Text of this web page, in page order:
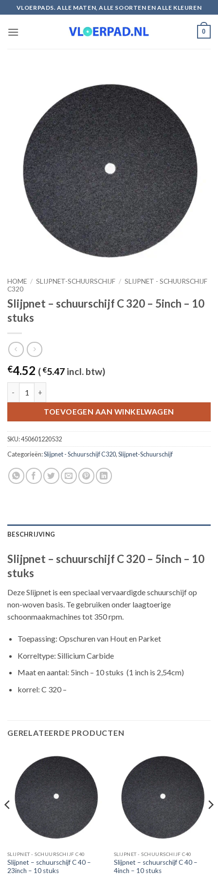
naar
inhoud
VLOERPADS. ALLE MATEN, ALLE SOORTEN EN ALLE KLEUREN
0
HOME / SLIJPNET-SCHUURSCHIJF / SLIJPNET - SCHUURSCHIJF
C320
Slijpnet – schuurschijf C 320 – 5inch – 10
stuks
€4.52 ( €5.47 incl. btw)
TOEVOEGEN AAN WINKELWAGEN
SKU:450601220532
Categorieën:Slijpnet - Schuurschijf C320,Slijpnet-Schuurschijf
BESCHRIJVING
Slijpnet – schuurschijf C 320 – 5inch – 10
stuks
Deze Slijpnet is een speciaal vervaardigde schuurschijf op
non-woven basis. Te gebruiken onder laagtoerige
schoonmaakmachines tot 350 rpm.
Toepassing: Opschuren van Hout en Parket
Korreltype: Sillicium Carbide
Maat en aantal: 5inch – 10 stuks (1 inch is 2,54cm)
korrel: C 320 –
GERELATEERDE PRODUCTEN
SLIJPNET - SCHUURSCHIJF C40
Slijpnet – schuurschijf C 40 –
23inch – 10 stuks
SLIJPNET - SCHUURSCHIJF C40
Slijpnet – schuurschijf C 40 –
4inch – 10 stuks